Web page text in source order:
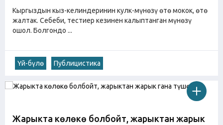
Кыргыздын кыз-келиндеринин кулк-мүнөзү өтө мокок, өтө
жалтак. Себеби, тестиер кезинен калыптанган мүнөзү
ошол. Болгондо ...
Үй-бүлө Публицистика
Жарыкта көлөкө болбойт, жарыктан жарык